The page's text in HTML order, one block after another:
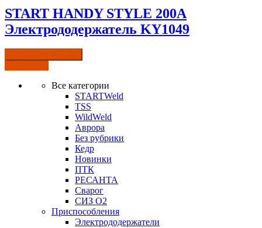
START HANDY STYLE 200A
Электрододержатель KY1049
Все категории
STARTWeld
TSS
WildWeld
Аврора
Без рубрики
Кедр
Новинки
ПТК
РЕСАНТА
Сварог
СИЗ О2
Приспособления
Электрододержатели